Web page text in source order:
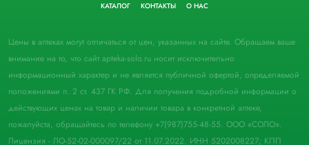
КАТАЛОГ КОНТАКТЫ О НАС
Цены в аптеках могут отличаться от цен, указанных на сайте. Обращаем ваше
внимание на то, что сайт apteka-solo.ru носит исключительно
информационный характер и не является публичной офертой, определяемой
положениями п. 2 ст. 437 ГК РФ. Для получения подробной информации о
действующих ценах на товар и наличии товара в конкретной аптеке,
пожалуйста, обращайтесь по телефону +7(987)755-48-55. ООО «СОЛО».
Лицензия - ЛО-52-02-000097/22 от 11.07.2022. ИНН 5202008227; КПП